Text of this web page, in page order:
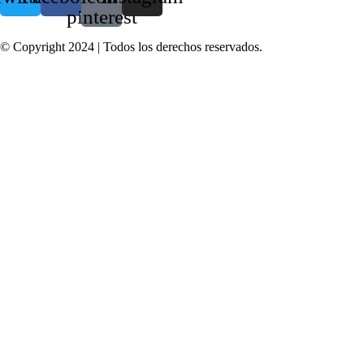
pinterest
© Copyright 2024 | Todos los derechos reservados.